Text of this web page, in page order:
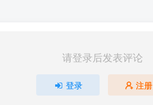
请登录后发表评论
登录 注册